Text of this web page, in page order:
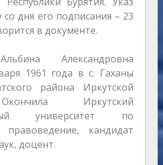
со дня его подписания – 23
в документе.
Александровна
1961 года в с. Гаханы
района Иркутской
Иркутский
университет по
правоведение, кандидат
доцент.